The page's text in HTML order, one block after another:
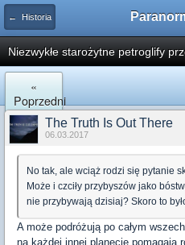
← Historia
Niezwykłe starożytne petroglify
«
Poprzedni
The Truth Is Out There
06.03.2017
No tak, ale wciąż rodzi się pytanie
Może i czciły przybyszów jako
nie przybywają dzisiaj? Skoro to
A może podróżują po całym
na każdej innej planecie pomagają